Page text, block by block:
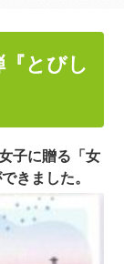
『とびし
子に贈る 「女
きました。